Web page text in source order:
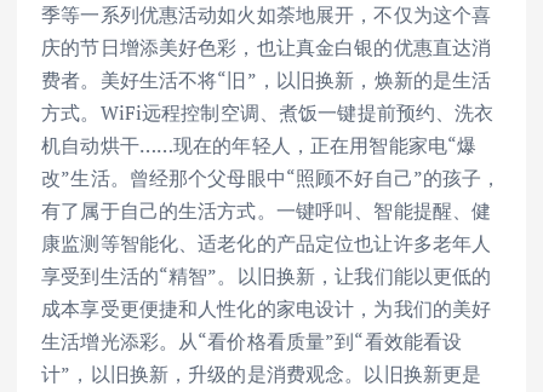
季等一系列优惠活动如火如荼地展开，不仅为这个喜
庆的节日增添美好色彩，也让真金白银的优惠直达消
费者。美好生活不将“旧”，以旧换新，焕新的是生活
方式。WiFi远程控制空调、煮饭一键提前预约、洗衣
机自动烘干……现在的年轻人，正在用智能家电“爆
改”生活。曾经那个父母眼中“照顾不好自己”的孩子，
有了属于自己的生活方式。一键呼叫、智能提醒、健
康监测等智能化、适老化的产品定位也让许多老年人
享受到生活的“精智”。以旧换新，让我们能以更低的
成本享受更便捷和人性化的家电设计，为我们的美好
生活增光添彩。从“看价格看质量”到“看效能看设
计”，以旧换新，升级的是消费观念。以旧换新更是